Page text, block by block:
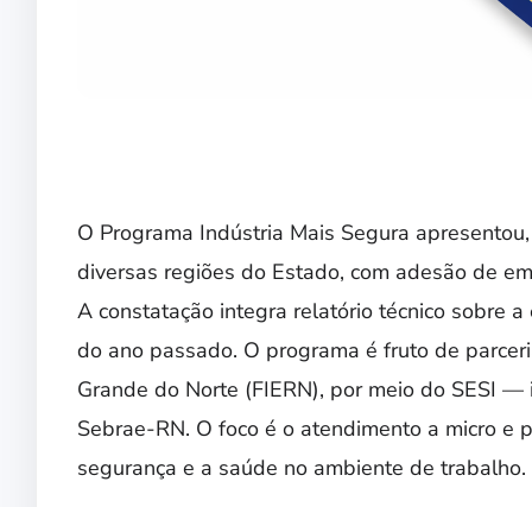
O Programa Indústria Mais Segura
diversas regiões do Estado, com adesão de
A constatação integra relatório técnico sobre
do ano passado. O programa é fruto de
Grande do Norte (FIERN), por meio do SESI
Sebrae-RN. O foco é o atendimento a micro
segurança e a saúde no ambiente de trabalho.